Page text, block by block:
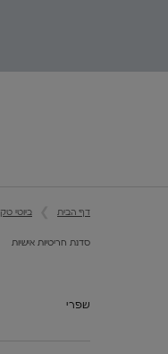
דף הבית
ביוטי טק
סדנת חריטיות אישיות
שפרי